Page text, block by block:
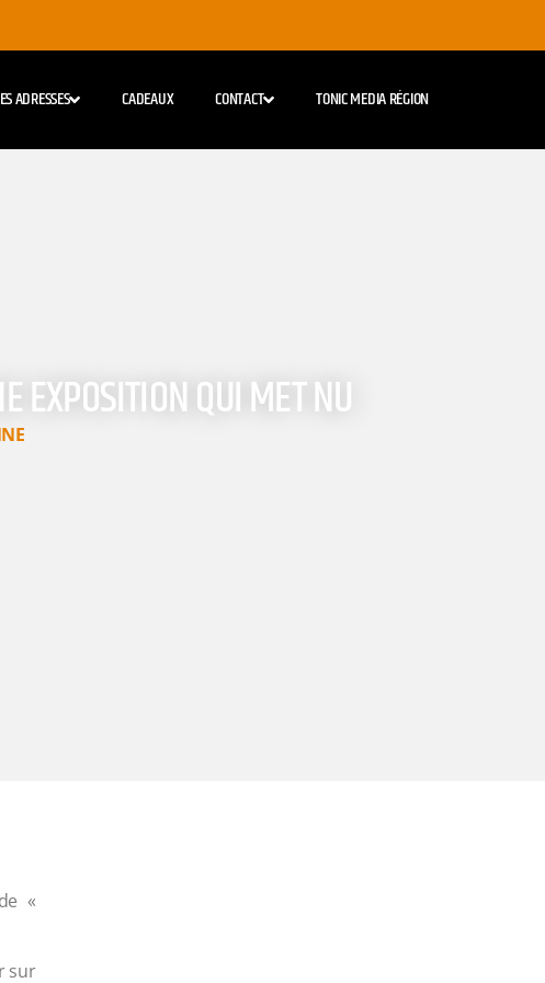
ADRESSES CADEAUX CONTACT TONIC MEDIA RÉGION
EXPOSITION QUI MET NU
«
sur